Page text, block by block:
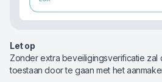
Let op
Zonder extra beveiligingsverificatie zal
toestaan door te gaan met het